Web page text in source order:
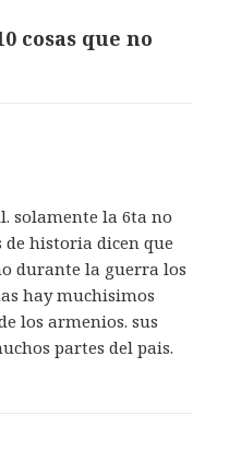
cosas que no
solamente la 6ta no
de historia dicen que
durante la guerra los
hay muchisimos
los armenios. sus
partes del pais.